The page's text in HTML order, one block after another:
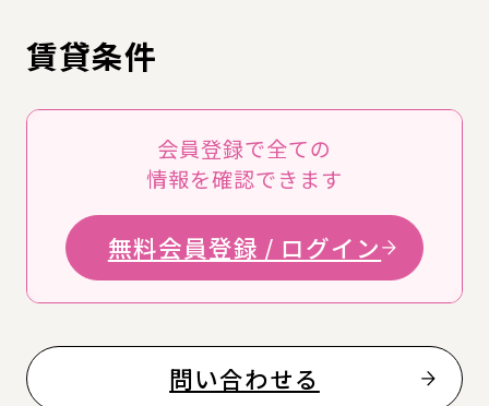
賃貸条件
会員登録で全ての
情報を確認できます
無料会員登録 / ログイン
問い合わせる